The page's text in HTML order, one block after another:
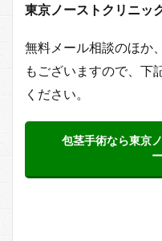
東京ノーストクリニッ
無料メール相談のほか
もございますので、下
ください。
包茎手術なら東京